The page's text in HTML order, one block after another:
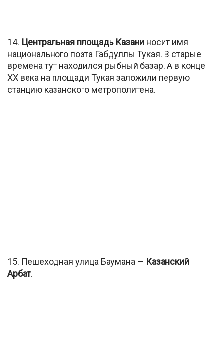
14. Центральная площадь Казани носит имя
национального поэта Габдуллы Тукая. В старые
времена тут находился рыбный базар. А в конце
XX века на площади Тукая заложили первую
станцию казанского метрополитена.
15. Пешеходная улица Баумана — Казанский
Арбат.